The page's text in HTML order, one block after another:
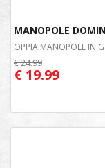
MANOPOLE
OPPIA MANOPOLE IN
€ 24.99
€ 19.99